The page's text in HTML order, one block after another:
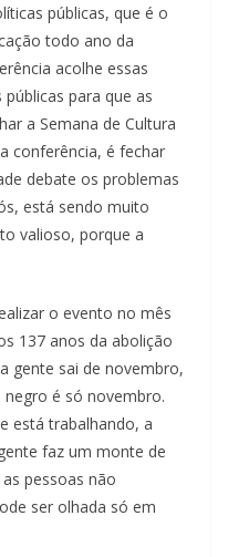
públicas, que é o
todo ano da
acolhe essas
para que as
a Semana de Cultura
conferência, é fechar
debate os problemas
está sendo muito
valioso, porque a
o evento no mês
137 anos da abolição
gente sai de novembro,
é só novembro.
está trabalhando, a
faz um monte de
pessoas não
ser olhada só em